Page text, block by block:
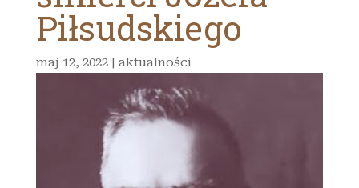
Piłsudskiego
maj 12, 2022| aktualności